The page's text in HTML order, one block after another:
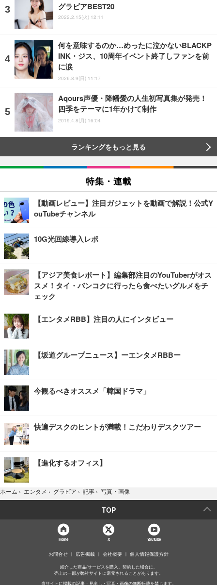
グラビアBEST20
2022.2.15(火) 12:11
何を意味するのか…めったに泣かないBLACKP
INK・ジス、10周年イベント終了しファンを前
に涙
2026.8.9(日) 11:17
Aqours声優・降幡愛の人生初写真集が発売！
四季をテーマに1年かけて制作
2019.4.8(月) 16:04
ランキングをもっと見る
特集・連載
【動画レビュー】注目ガジェットを動画で解説！公式Y
ouTubeチャンネル
10G光回線導入レポ
【アジア美食レポート】編集部注目のYouTuberがオス
スメ！タイ・バンコクに行ったら食べたいグルメをチ
ェック
【エンタメRBB】注目の人にインタビュー
【坂道グループニュース】ーエンタメRBBー
今観るべきオススメ「韓国ドラマ」
快適デスクのヒントが満載！こだわりデスクツアー
【進化するオフィス】
ホーム › エンタメ › グラビア › 記事 › 写真・画像
TOP
Home X YouTube
お問合せ 広告掲載 会社概要 個人情報保護方針
紹介した商品/サービスを購入、契約した場合に、
売上の一部が弊社サイトに還元されることがあります。
当サイトに掲載の記事・見出し・写真・画像の無断転載を禁じます。